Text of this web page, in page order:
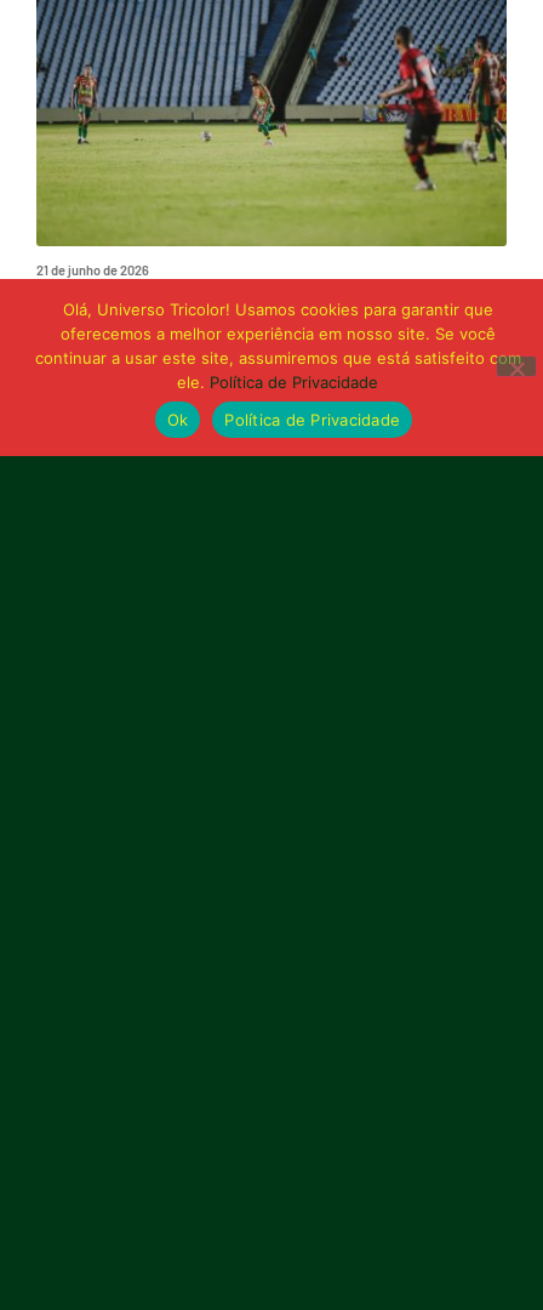
21 de junho de 2026
Sampaio é superado pelo Trem no Castelão
e buscará reação em Macapá
Olá, Universo Tricolor! Usamos cookies para garantir que
oferecemos a melhor experiência em nosso site. Se você
continuar a usar este site, assumiremos que está satisfeito com
ele. Política de Privacidade
Ok
Política de Privacidade